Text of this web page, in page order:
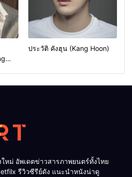
ประวัติ คังฮุน (Kang Hoon)
หม่ อัพเดตข่าวสารภาพยนตร์ทั้งไทย
รีวิวซีรีย์ดัง แนะนำหนังน่าดู